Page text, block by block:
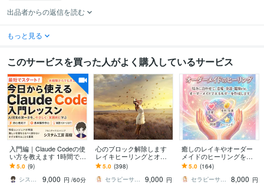
出品者からの返信を読む
もっと見る
このサービスを買った人がよく購入しているサービス
入門編｜Claude Codeの使
い方を教えます 1時間でCl
audeCodeの使い方をレク
チャーします
5.0 (9)
システム工房 雨樹（うた）
9,000 円 /60分
心のブロック解除します
レイキヒーリングとオラ
クルカード付き☆思い込
みを癒します
5.0 (398)
セラピーサロンふわふわり
9,000 円
癒しのレイキやオーダー
メイドのヒーリングを送
ります あなたの悩みに合
わせたエネルギーを作成
します✩.*˚
5.0 (164)
セラピーサロンふわふわり
8,000 円